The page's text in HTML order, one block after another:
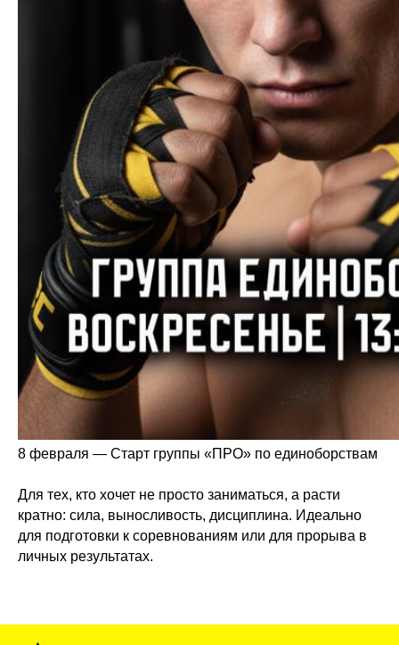
8 февраля — Старт группы «ПРО» по единоборствам
Для тех, кто хочет не просто заниматься, а расти
кратно: сила, выносливость, дисциплина. Идеально
для подготовки к соревнованиям или для прорыва в
личных результатах.